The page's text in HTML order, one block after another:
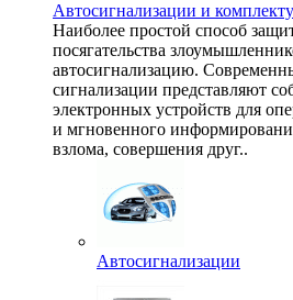
Автосигнализации и
Наиболее простой способ
посягательства
автосигнализацию.
сигнализации представляют
электронных устройств для
и мгновенного
взлома, совершения друг..
Автосигнализации